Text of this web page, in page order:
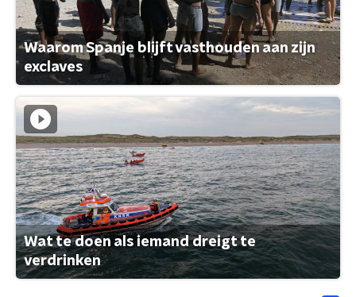
Waarom Spanje blijft vasthouden aan zijn
exclaves
Wat te doen als iemand dreigt te
verdrinken